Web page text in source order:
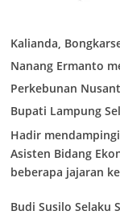
Kalianda,
Nanang Ermanto
Perkebunan
Bupati Lampung
Hadir
Asisten Bidang
beberapa jajaran
Budi Susilo Selaku